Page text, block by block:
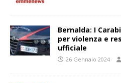
Bernalda: I
per violenza e
ufficiale
26 Gennaio 2024